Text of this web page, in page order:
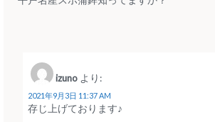
izuno より:
2021年9月3日 11:37 AM
存じ上げております♪